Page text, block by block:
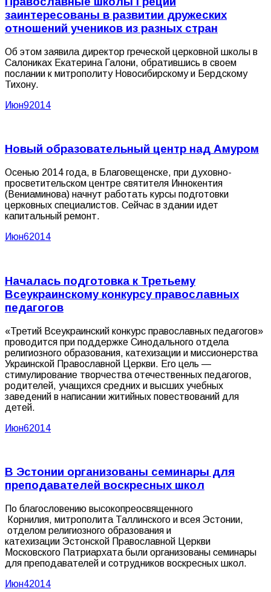
заинтересованы в развитии дружеских
отношений учеников из разных стран
Об этом заявила директор греческой церковной школы в
Салониках Екатерина Галони, обратившись в своем
послании к митрополиту Новосибирскому и Бердскому
Тихону.
Июн92014
Новый образовательный центр над Амуром
Осенью 2014 года, в Благовещенске, при духовно-
просветительском центре святителя Иннокентия
(Вениаминова) начнут работать курсы подготовки
церковных специалистов. Сейчас в здании идет
капитальный ремонт.
Июн62014
Началась подготовка к Третьему
Всеукраинскому конкурсу православных
педагогов
«Третий Всеукраинский конкурс православных педагогов»
проводится при поддержке Синодального отдела
религиозного образования, катехизации и миссионерства
Украинской Православной Церкви. Его цель —
стимулирование творчества отечественных педагогов,
родителей, учащихся средних и высших учебных
заведений в написании житийных повествований для
детей.
Июн62014
В Эстонии организованы семинары для
преподавателей воскресных школ
По благословению высокопреосвященного
Корнилия, митрополита Таллинского и всея Эстонии,
отделом религиозного образования и
катехизации Эстонской Православной Церкви
Московского Патриархата были организованы семинары
для преподавателей и сотрудников воскресных школ.
Июн42014